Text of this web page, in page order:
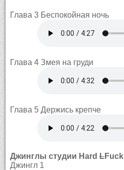
Глава 3 Беспокойная ночь
Глава 4 Змея на груди
Глава 5 Держись крепче
Джинглы студии HardLFuck
Джингл 1